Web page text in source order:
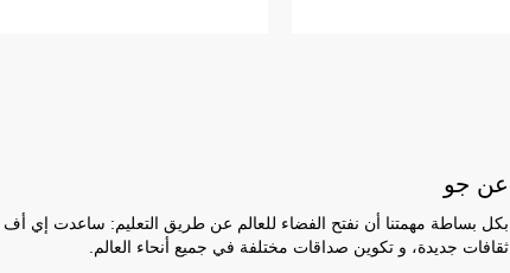
عن جو
بكل بساطة مهمتنا أن نفتح الفضاء للعالم عن طريق التعليم: ساعدت إي
ثقافات جديدة، و تكوين صداقات مختلفة في جميع أنحاء العالم.